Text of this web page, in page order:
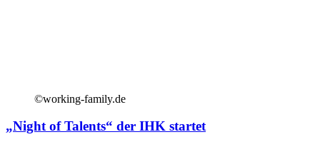
©working-family.de
„Night of Talents“ der IHK startet